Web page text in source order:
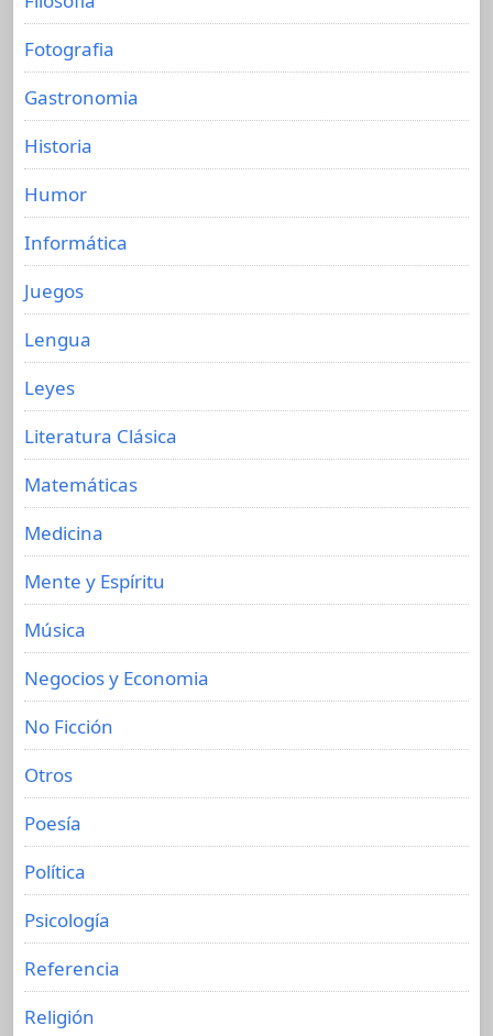
Fotografia
Gastronomia
Historia
Humor
Informática
Juegos
Lengua
Leyes
Literatura Clásica
Matemáticas
Medicina
Mente y Espíritu
Música
Negocios y Economia
No Ficción
Otros
Poesía
Política
Psicología
Referencia
Religión